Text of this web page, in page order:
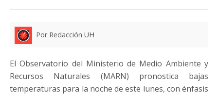
Por Redacción UH
El Observatorio del Ministerio de Medio Ambiente y
Recursos Naturales (MARN) pronostica bajas
temperaturas para la noche de este lunes, con énfasis